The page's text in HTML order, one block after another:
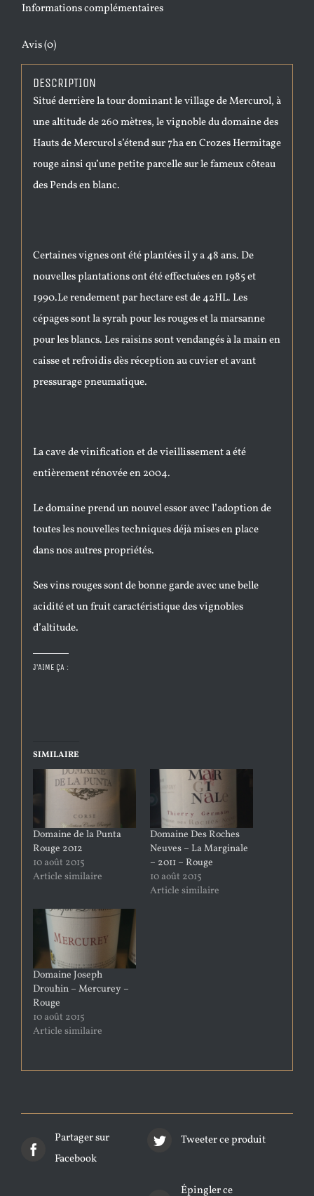
Informations complémentaires
Avis (0)
DESCRIPTION
Situé derrière la tour dominant le village de Mercurol, à
une altitude de 260 mètres, le vignoble du domaine des
Hauts de Mercurol s’étend sur 7ha en Crozes Hermitage
rouge ainsi qu’une petite parcelle sur le fameux côteau
des Pends en blanc.
Certaines vignes ont été plantées il y a 48 ans. De
nouvelles plantations ont été effectuées en 1985 et
1990.Le rendement par hectare est de 42HL. Les
cépages sont la syrah pour les rouges et la marsanne
pour les blancs. Les raisins sont vendangés à la main en
caisse et refroidis dès réception au cuvier et avant
pressurage pneumatique.
La cave de vinification et de vieillissement a été
entièrement rénovée en 2004.
Le domaine prend un nouvel essor avec l’adoption de
toutes les nouvelles techniques déjà mises en place
dans nos autres propriétés.
Ses vins rouges sont de bonne garde avec une belle
acidité et un fruit caractéristique des vignobles
d’altitude.
J’AIME ÇA :
SIMILAIRE
Domaine de la Punta
Rouge 2012
10 août 2015
Article similaire
Domaine Des Roches
Neuves – La Marginale
– 2011 – Rouge
10 août 2015
Article similaire
Domaine Joseph
Drouhin – Mercurey –
Rouge
10 août 2015
Article similaire
Partager sur
Facebook
Tweeter ce produit
Épingler ce